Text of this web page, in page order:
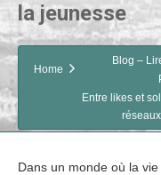
la jeunesse
Home
Blog –
Entre likes et
Dans un monde où la